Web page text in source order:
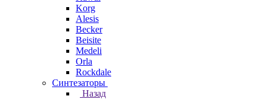
Korg
Alesis
Becker
Beisite
Medeli
Orla
Rockdale
Синтезаторы
Назад